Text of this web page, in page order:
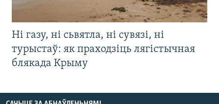
Ні газу, ні сьвятла, ні сувязі, ні
турыстаў: як праходзіць лягістычная
блякада Крыму